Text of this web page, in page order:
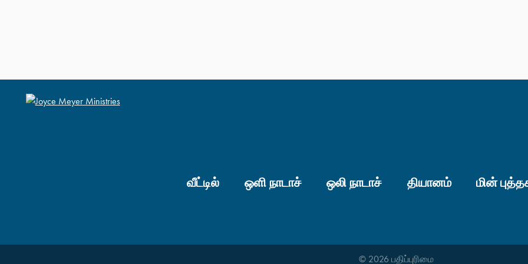
வீட்டில் ஒளி நாடாச் ஒலி நாடாச் தியானம் மின்
© 2026 பதிப்புரிமை